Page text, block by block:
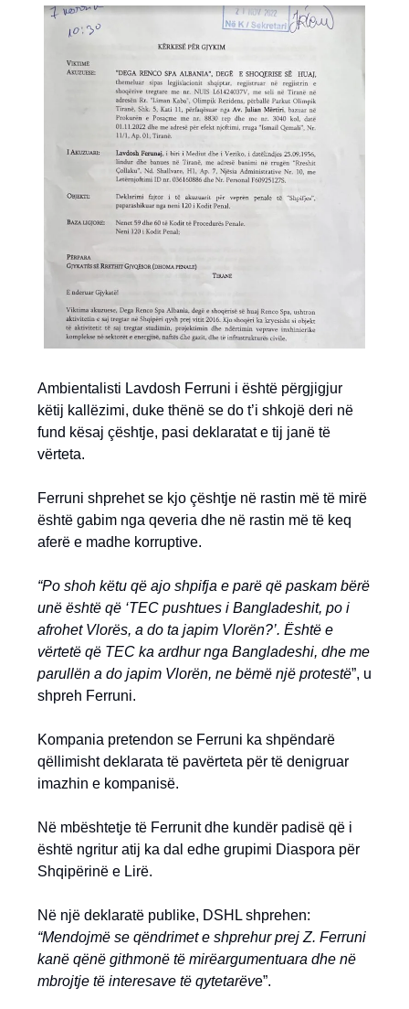
Ambientalisti Lavdosh Ferruni i është përgjigjur
këtij kallëzimi, duke thënë se do t’i shkojë deri në
fund kësaj çështje, pasi deklaratat e tij janë të
vërteta.
Ferruni shprehet se kjo çështje në rastin më të mirë
është gabim nga qeveria dhe në rastin më të keq
aferë e madhe korruptive.
“Po shoh këtu që ajo shpifja e parë që paskam bërë
unë është që ‘TEC pushtues i Bangladeshit, po i
afrohet Vlorës, a do ta japim Vlorën?’. Është e
vërtetë që TEC ka ardhur nga Bangladeshi, dhe me
parullën a do japim Vlorën, ne bëmë një protestë”, u
shpreh Ferruni.
Kompania pretendon se Ferruni ka shpëndarë
qëllimisht deklarata të pavërteta për të denigruar
imazhin e kompanisë.
Në mbështetje të Ferrunit dhe kundër padisë që i
është ngritur atij ka dal edhe grupimi Diaspora për
Shqipërinë e Lirë.
Në një deklaratë publike, DSHL shprehen:
“Mendojmë se qëndrimet e shprehur prej Z. Ferruni
kanë qënë githmonë të mirëargumentuara dhe në
mbrojtje të interesave të qytetarëve”.